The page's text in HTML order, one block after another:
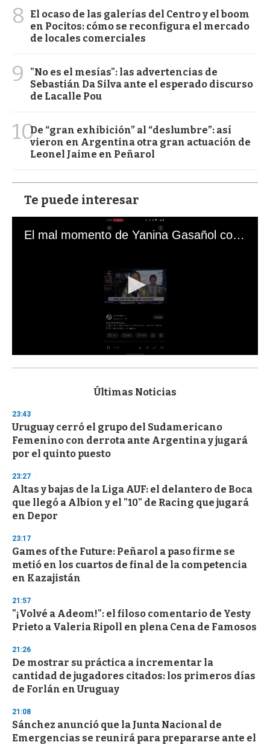
8
El ocaso de las galerías del Centro y el boom
en Pocitos: cómo se reconfigura el mercado
de locales comerciales
9
"No es el mesías": las advertencias de
Sebastián Da Silva ante el esperado discurso
de Lacalle Pou
10De “gran exhibición” al “deslumbre”: así
vieron en Argentina otra gran actuación de
Leonel Jaime en Peñarol
Te puede interesar
El mal momento de Yanina Gasañol con un hincha argentino en "Subrayado"
s
d
s
o
f
3
s
e
c
o
n
Últimas Noticias
23:43
Uruguay cerró el grupo del Sudamericano
Femenino con derrota ante Argentina y jugará
por el quinto puesto
23:27
Altas y bajas de la Liga AUF: el delantero de Boca
que llegó a Albion y el "10" de Racing que jugará
en Depor
23:17
Games of the Future: Peñarol a paso firme se
metió en los cuartos de final de la competencia
en Kazajistán
21:57
"¡Volvé a Adeom!": el filoso comentario de Yesty
Prieto a Valeria Ripoll en plena Cena de Famosos
21:26
De mostrar su práctica a incrementar la
cantidad de jugadores citados: los primeros días
de Forlán en Uruguay
21:08
Sánchez anunció que la Junta Nacional de
Emergencias se reunirá para prepararse ante el